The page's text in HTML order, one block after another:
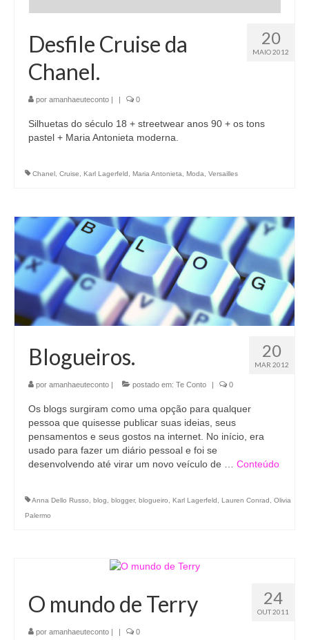
20
MAIO 2012
Desfile Cruise da
Chanel.
por amanhaeuteconto | | 0
Silhuetas do século 18 + streetwear anos 90 + os tons
pastel + Maria Antonieta moderna.
Chanel Cruise Karl Lagerfeld Maria Antonieta Moda Versailles
20
MAR 2012
Blogueiros.
por amanhaeuteconto | postado em: Te Conto | 0
Os blogs surgiram como uma opção para qualquer
pessoa que quisesse publicar suas ideias, seus
pensamentos e seus gostos na internet. No início, era
usado para fazer um diário pessoal e foi se
desenvolvendo até virar um novo veículo de … Conteúdo
Anna Dello Russo blog blogger, blogueiro Karl Lagerfeld Lauren Conrad
Olivia
Palermo
24
OUT 2011
O mundo de Terry
por amanhaeuteconto 0